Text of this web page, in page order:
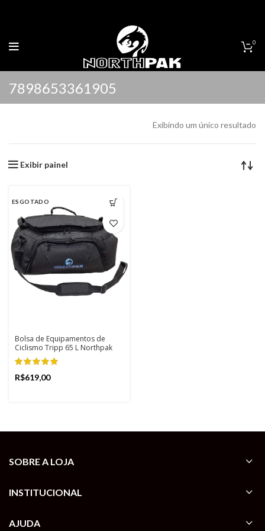
0
7898653361905
Exibindo um único resultado
Exibir painel
ESGOTADO
Bolsa de Equipamentos de
Ciclismo Tripp 65 L Northpak
R$
SOBRE A LOJA
INSTITUCIONAL
AJUDA